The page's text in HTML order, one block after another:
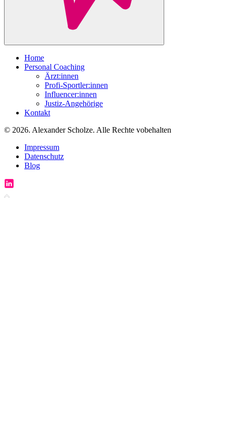
Home
Personal Coaching
Ärzt:innen
Profi-Sportler:innen
Influencer:innen
Justiz-Angehörige
Kontakt
© 2026. Alexander Scholze. Alle Rechte vobehalten
Impressum
Datenschutz
Blog